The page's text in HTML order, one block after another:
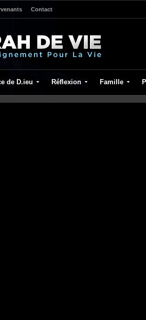
Contact
de D.ieu Réflexion Famille